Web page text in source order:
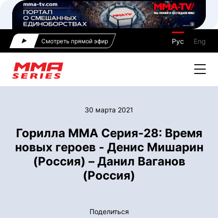
Смотреть прямой эфир Рус Eng
30 марта 2021
Горилла ММА Серия-28: Время
новых героев - Денис Мишарин
(Россия) – Данил Ваганов
(Россия)
Поделиться